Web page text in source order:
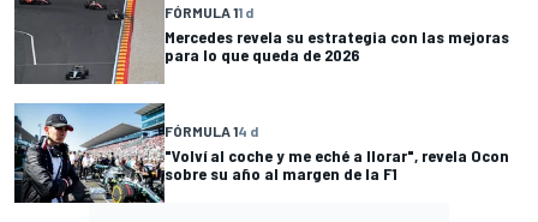
FÓRMULA 11 d
Mercedes revela su estrategia con las mejoras
para lo que queda de 2026
FÓRMULA 14 d
"Volví al coche y me eché a llorar", revela Ocon
sobre su año al margen de la F1